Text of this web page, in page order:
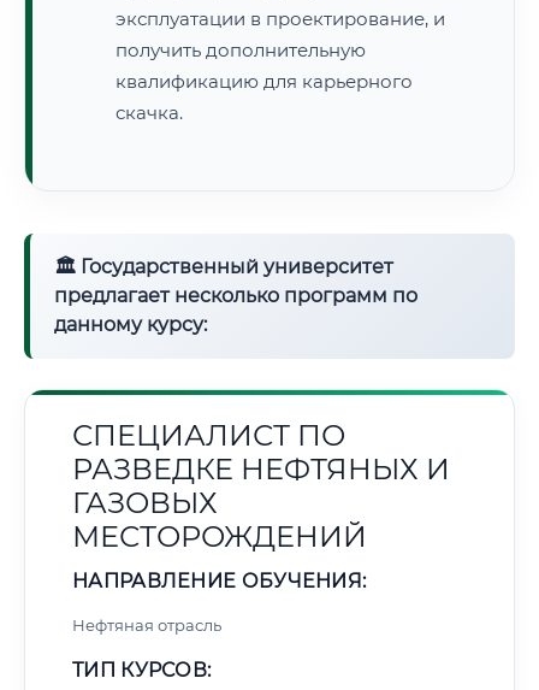
эксплуатации в проектирование, и
получить дополнительную
квалификацию для карьерного
скачка.
🏛 Государственный университет
предлагает несколько программ по
данному курсу:
СПЕЦИАЛИСТ ПО
РАЗВЕДКЕ НЕФТЯНЫХ И
ГАЗОВЫХ
МЕСТОРОЖДЕНИЙ
НАПРАВЛЕНИЕ ОБУЧЕНИЯ:
Нефтяная отрасль
ТИП КУРСОВ: